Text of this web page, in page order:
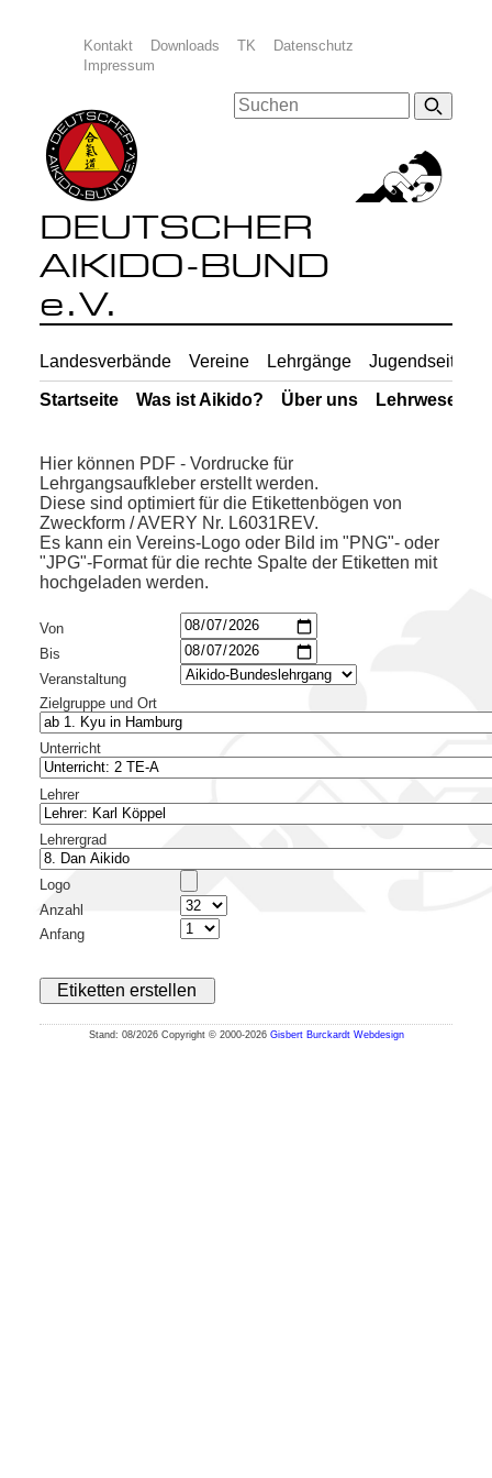
Kontakt Downloads TK
Datenschutz
Impressum
DEUTSCHER
AIKIDO-BUND
e.V.
Landesverbände Vereine Lehrgänge Jugendseiten
Startseite Was ist Aikido? Über uns Lehrwesen
Hier können PDF - Vordrucke für
Lehrgangsaufkleber erstellt werden.
Diese sind optimiert für die Etikettenbögen von
Zweckform / AVERY Nr. L6031REV.
Es kann ein Vereins-Logo oder Bild im "PNG"- oder
"JPG"-Format für die rechte Spalte der Etiketten mit
hochgeladen werden.
Von
Bis
Veranstaltung
Zielgruppe und Ort
Unterricht
Lehrer
Lehrergrad
Logo
Anzahl
Anfang
Etiketten erstellen
Stand: 08/2026 Copyright © 2000-2026 Gisbert Burckardt Webdesign